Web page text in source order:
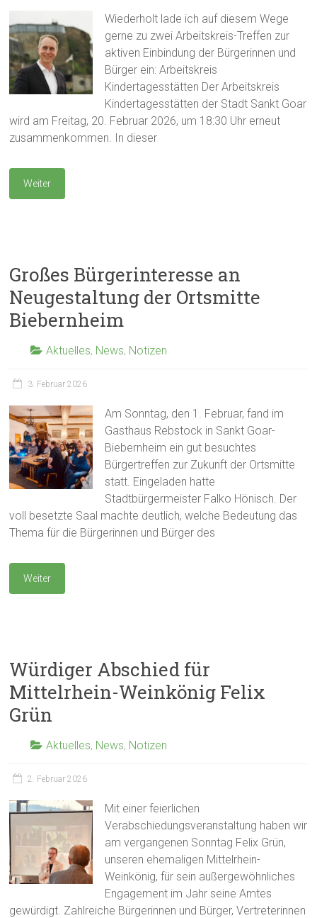
Wiederholt lade ich auf diesem Wege
gerne zu zwei Arbeitskreis-Treffen zur
aktiven Einbindung der Bürgerinnen und
Bürger ein: Arbeitskreis
Kindertagesstätten Der Arbeitskreis
Kindertagesstätten der Stadt Sankt Goar
wird am Freitag, 20. Februar 2026, um 18:30 Uhr erneut
zusammenkommen. In dieser
Weiter
Großes Bürgerinteresse an
Neugestaltung der Ortsmitte
Biebernheim
Aktuelles, News, Notizen
3. Februar 2026
Am Sonntag, den 1. Februar, fand im
Gasthaus Rebstock in Sankt Goar-
Biebernheim ein gut besuchtes
Bürgertreffen zur Zukunft der Ortsmitte
statt. Eingeladen hatte
Stadtbürgermeister Falko Hönisch. Der
voll besetzte Saal machte deutlich, welche Bedeutung das
Thema für die Bürgerinnen und Bürger des
Weiter
Würdiger Abschied für
Mittelrhein-Weinkönig Felix
Grün
Aktuelles, News, Notizen
2. Februar 2026
Mit einer feierlichen
Verabschiedungsveranstaltung haben wir
am vergangenen Sonntag Felix Grün,
unseren ehemaligen Mittelrhein-
Weinkönig, für sein außergewöhnliches
Engagement im Jahr seine Amtes
gewürdigt. Zahlreiche Bürgerinnen und Bürger, Vertreterinnen